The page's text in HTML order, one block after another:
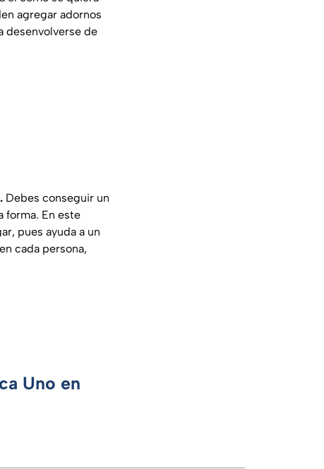
agregar adornos
desenvolverse de
Debes conseguir un
forma. En este
pues ayuda a un
cada persona,
Uno en